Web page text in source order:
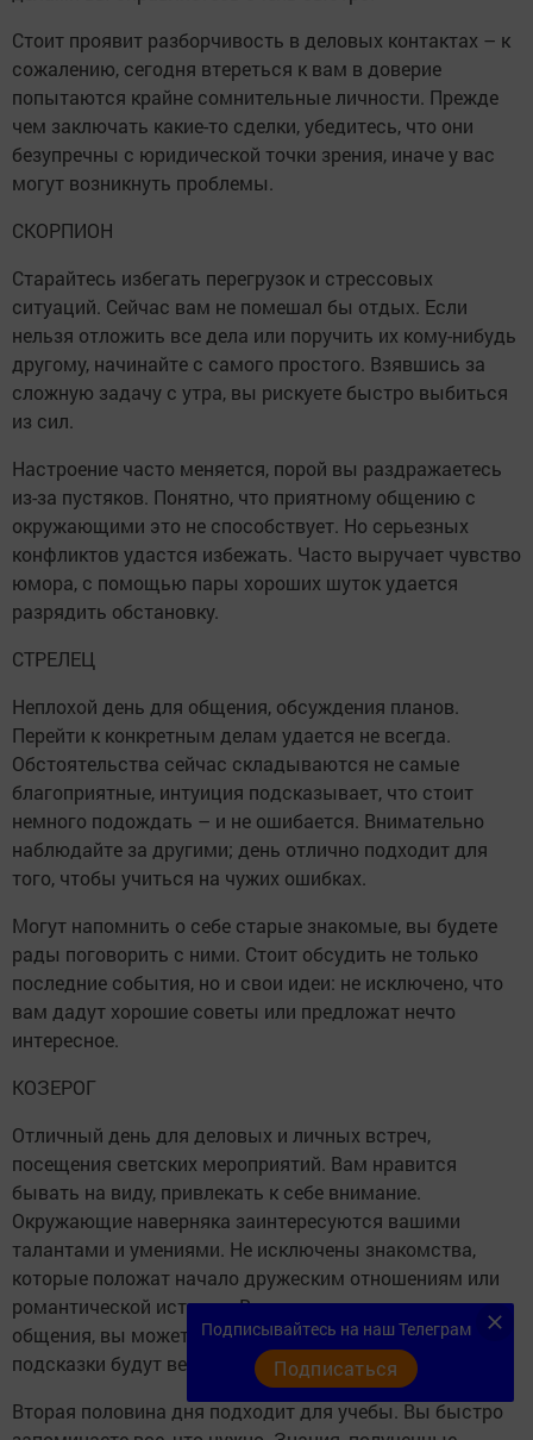
Стоит проявит разборчивость в деловых контактах – к
сожалению, сегодня втереться к вам в доверие
попытаются крайне сомнительные личности. Прежде
чем заключать какие-то сделки, убедитесь, что они
безупречны с юридической точки зрения, иначе у вас
могут возникнуть проблемы.
СКОРПИОН
Старайтесь избегать перегрузок и стрессовых
ситуаций. Сейчас вам не помешал бы отдых. Если
нельзя отложить все дела или поручить их кому-нибудь
другому, начинайте с самого простого. Взявшись за
сложную задачу с утра, вы рискуете быстро выбиться
из сил.
Настроение часто меняется, порой вы раздражаетесь
из-за пустяков. Понятно, что приятному общению с
окружающими это не способствует. Но серьезных
конфликтов удастся избежать. Часто выручает чувство
юмора, с помощью пары хороших шуток удается
разрядить обстановку.
СТРЕЛЕЦ
Неплохой день для общения, обсуждения планов.
Перейти к конкретным делам удается не всегда.
Обстоятельства сейчас складываются не самые
благоприятные, интуиция подсказывает, что стоит
немного подождать – и не ошибается. Внимательно
наблюдайте за другими; день отлично подходит для
того, чтобы учиться на чужих ошибках.
Могут напомнить о себе старые знакомые, вы будете
рады поговорить с ними. Стоит обсудить не только
последние события, но и свои идеи: не исключено, что
вам дадут хорошие советы или предложат нечто
интересное.
КОЗЕРОГ
Отличный день для деловых и личных встреч,
посещения светских мероприятий. Вам нравится
бывать на виду, привлекать к себе внимание.
Окружающие наверняка заинтересуются вашими
талантами и умениями. Не исключены знакомства,
которые положат начало дружеским отношениям или
романтической истории. Во всем, что касается
общения, вы можете полагаться на интуицию. Ее
подсказки будут верными и точными.
Вторая половина дня подходит для учебы. Вы быстро
Подписывайтесь на наш Телеграм
Подписаться